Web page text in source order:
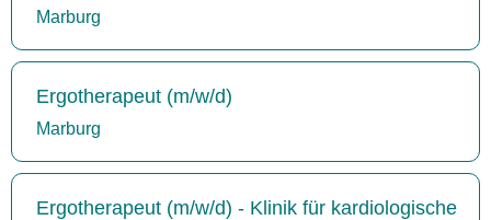
Marburg
Ergotherapeut (m/w/d)
Marburg
Ergotherapeut (m/w/d) - Klinik für kardiologische